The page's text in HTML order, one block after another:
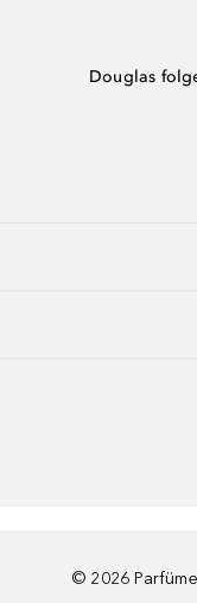
Douglas
© 2026